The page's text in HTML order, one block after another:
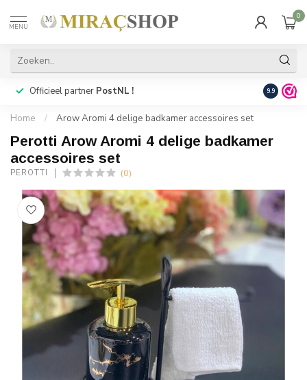
MENU
0
Officieel partner PostNL ! Snelle
9.9
Home / Arow Aromi 4 delige badkamer accessoires set
Perotti Arow Aromi 4 delige badkamer
accessoires set
PEROTTI (0)